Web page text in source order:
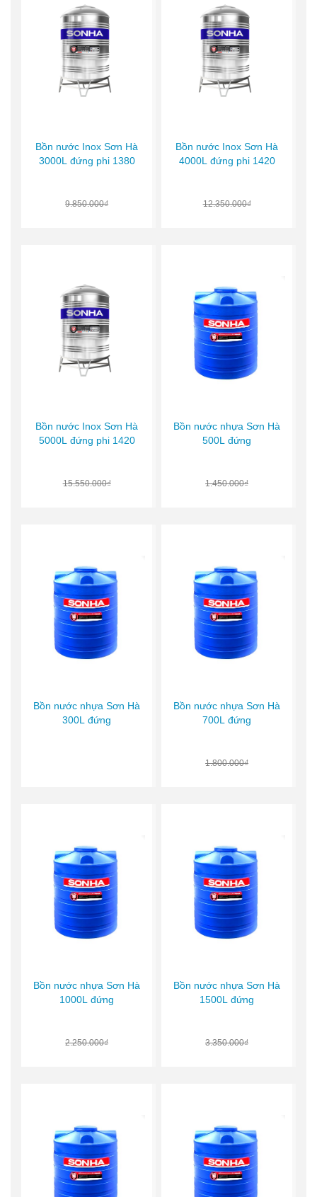
Bồn nước Inox Sơn Hà
3000L đứng phi 1380
9.850.000₫
Bồn nước Inox Sơn Hà
4000L đứng phi 1420
12.350.000₫
Bồn nước Inox Sơn Hà
5000L đứng phi 1420
15.550.000₫
Bồn nước nhựa Sơn Hà
500L đứng
1.450.000₫
Bồn nước nhựa Sơn Hà
300L đứng
Bồn nước nhựa Sơn Hà
700L đứng
1.800.000₫
Bồn nước nhựa Sơn Hà
1000L đứng
2.250.000₫
Bồn nước nhựa Sơn Hà
1500L đứng
3.350.000₫